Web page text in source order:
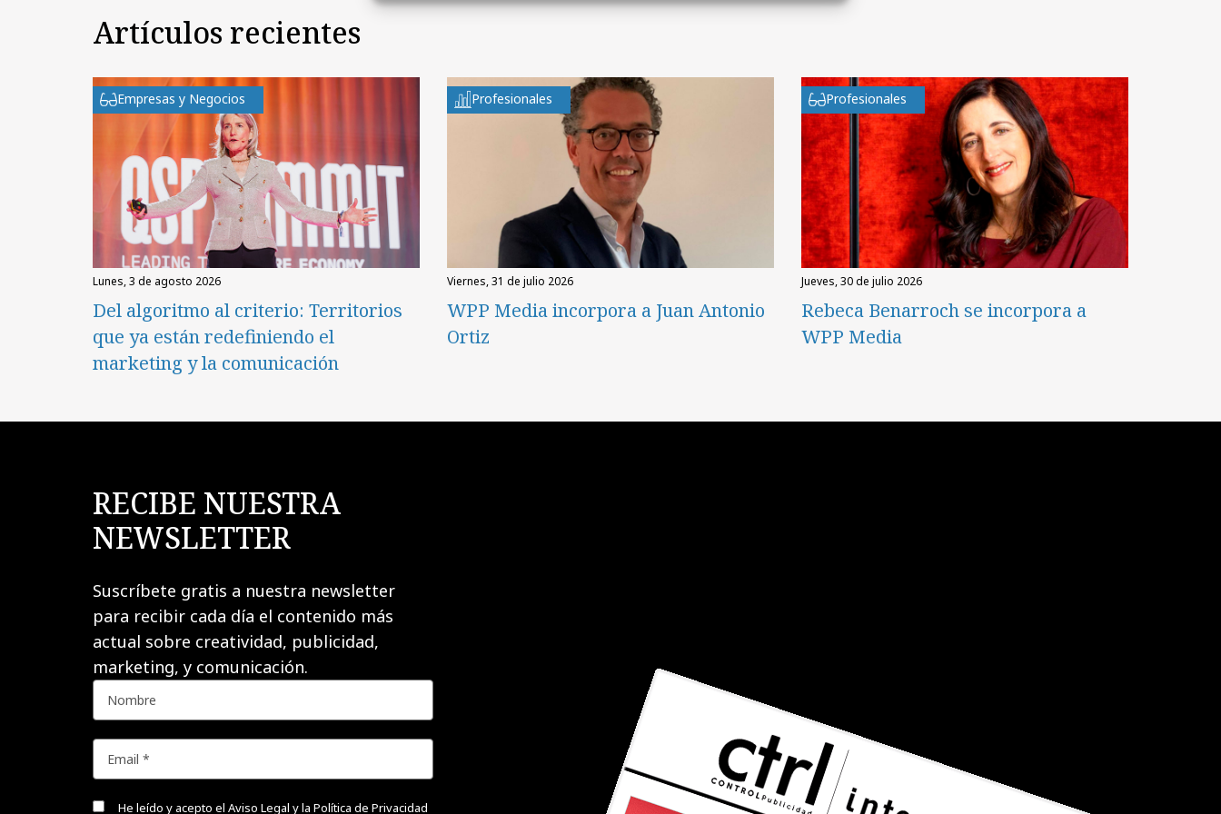
Artículos recientes
Empresas y Negocios
lunes, 3 de agosto 2026
Del algoritmo al criterio: Territorios
que ya están redefiniendo el
marketing y la comunicación
Profesionales
viernes, 31 de julio 2026
WPP Media incorpora a Juan Antonio
Ortiz
Profesionales
jueves, 30 de julio 2026
Rebeca Benarroch se incorpora a
WPP Media
RECIBE NUESTRA
NEWSLETTER
Suscríbete gratis a nuestra newsletter
para recibir cada día el contenido más
actual sobre creatividad, publicidad,
marketing, y comunicación.
He leído y acepto el Aviso Legal y la Política de Privacidad